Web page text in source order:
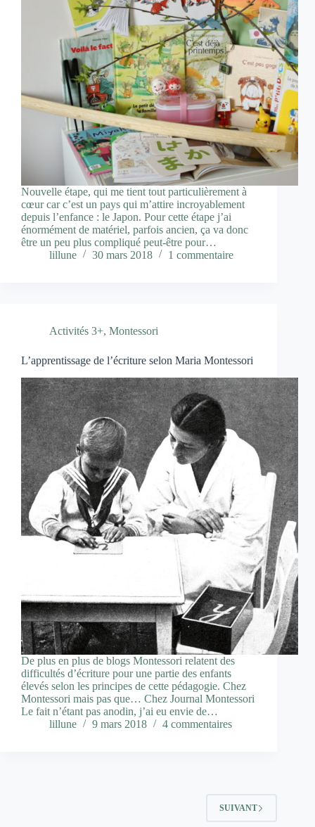
Nouvelle étape, qui me tient tout particulièrement à
cœur car c’est un pays qui m’attire incroyablement
depuis l’enfance : le Japon. Pour cette étape j’ai
énormément de matériel, parfois ancien, ça va donc
être un peu plus compliqué peut-être pour…
lillune
30 mars 2018 1 commentaire
Activités 3+, Montessori
L’apprentissage de l’écriture selon Maria Montessori
De plus en plus de blogs Montessori relatent des
difficultés d’écriture pour une partie des enfants
élevés selon les principes de cette pédagogie. Chez
Montessori mais pas que… Chez Journal Montessori
Le fait n’étant pas anodin, j’ai eu envie de…
lillune
9 mars 2018 4 commentaires
SUIVANT